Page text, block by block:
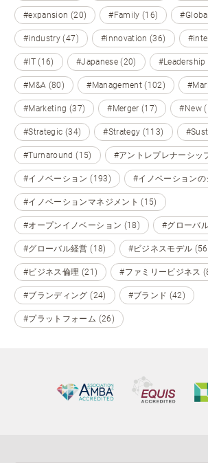
#expansion (20) #Family (16)
#industry (47) #innovation (36)
#IT (16) #Japanese (20) #Leadership
#M&A (80) #Management (102)
#Marketing (37) #Merger (17) #New
#Strategic (34) #Strategy (113)
#Turnaround (15) #アントレプレナーシッ
#イノベーション (193) #イノベーション
#イノベーションマネジメント (15)
#オープンイノベーション (18) #グローバ
#グローバル経営 (18) #ビジネスモデル
#ビジネス倫理 (21) #ファミリービジネス
#ブランディング (24) #ブランド (42)
#プラットフォーム (26)